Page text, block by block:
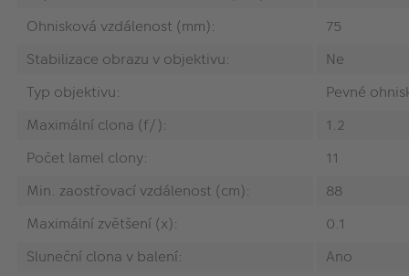
Ohnisková vzdálenost (mm):
75
Stabilizace obrazu v objektivu:
Ne
Typ objektivu:
Pevné
Maximální clona (f/):
1.2
Počet lamel clony:
11
Min. zaostřovací vzdálenost (cm):
88
Maximální zvětšení (x):
0.1
Sluneční clona v balení:
Ano